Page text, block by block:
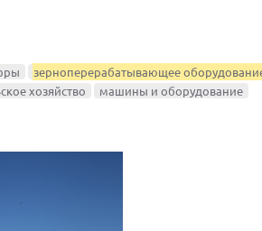
зерноперерабатывающее
хозяйство машины и оборудование